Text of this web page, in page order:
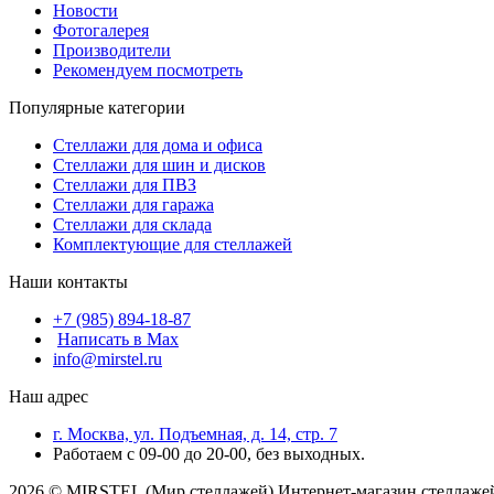
Новости
Фотогалерея
Производители
Рекомендуем посмотреть
Популярные категории
Стеллажи для дома и офиса
Стеллажи для шин и дисков
Стеллажи для ПВЗ
Стеллажи для гаража
Стеллажи для склада
Комплектующие для стеллажей
Наши контакты
+7 (985) 894-18-87
Написать в Max
info@mirstel.ru
Наш адрес
г. Москва, ул. Подъемная, д. 14, стр. 7
Работаем с 09-00 до 20-00, без выходных.